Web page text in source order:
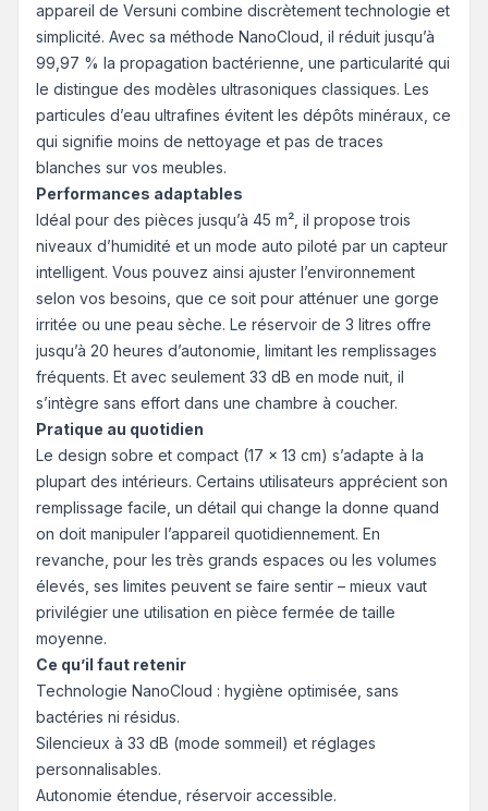
appareil de Versuni combine discrètement technologie et
simplicité. Avec sa méthode NanoCloud, il réduit jusqu’à
99,97 % la propagation bactérienne, une particularité qui
le distingue des modèles ultrasoniques classiques. Les
particules d’eau ultrafines évitent les dépôts minéraux, ce
qui signifie moins de nettoyage et pas de traces
blanches sur vos meubles.
Performances adaptables
Idéal pour des pièces jusqu’à 45 m², il propose trois
niveaux d’humidité et un mode auto piloté par un capteur
intelligent. Vous pouvez ainsi ajuster l’environnement
selon vos besoins, que ce soit pour atténuer une gorge
irritée ou une peau sèche. Le réservoir de 3 litres offre
jusqu’à 20 heures d’autonomie, limitant les remplissages
fréquents. Et avec seulement 33 dB en mode nuit, il
s’intègre sans effort dans une chambre à coucher.
Pratique au quotidien
Le design sobre et compact (17 x 13 cm) s’adapte à la
plupart des intérieurs. Certains utilisateurs apprécient son
remplissage facile, un détail qui change la donne quand
on doit manipuler l’appareil quotidiennement. En
revanche, pour les très grands espaces ou les volumes
élevés, ses limites peuvent se faire sentir – mieux vaut
privilégier une utilisation en pièce fermée de taille
moyenne.
Ce qu’il faut retenir
Technologie NanoCloud : hygiène optimisée, sans
bactéries ni résidus.
Silencieux à 33 dB (mode sommeil) et réglages
personnalisables.
Autonomie étendue, réservoir accessible.